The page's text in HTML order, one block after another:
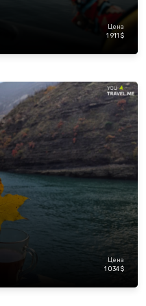
Цена
1 911 $
Цена
1 034 $